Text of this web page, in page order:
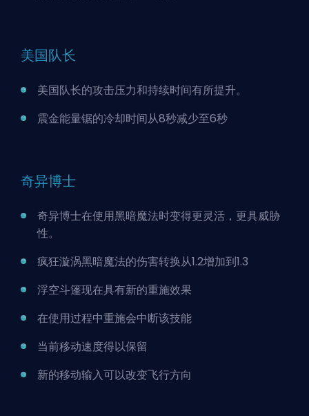
美国队长
美国队长的攻击压力和持续时间有所提升。
震金能量锯的冷却时间从8秒减少至6秒
奇异博士
奇异博士在使用黑暗魔法时变得更灵活，更具威胁
性。
疯狂漩涡黑暗魔法的伤害转换从1.2增加到1.3
浮空斗篷现在具有新的重施效果
在使用过程中重施会中断该技能
当前移动速度得以保留
新的移动输入可以改变飞行方向